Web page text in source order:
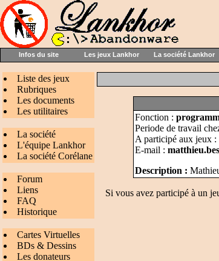
Infos du site Les jeux Lankhor La société Lankhor
Liste des jeux
Rubriques
Les documents
Les utilitaires
La société
L'équipe Lankhor
La société Corélane
Forum
Liens
FAQ
Historique
Cartes Virtuelles
BDs & Dessins
Les donateurs
Fonction :
Periode de travail
A participé aux jeux :
E-mail :
Description :
Si vous avez participé à un